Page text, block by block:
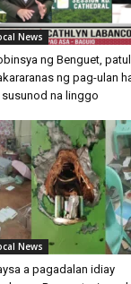
News
ng Benguet,
ng pag-ulan
susunod na linggo
News
a pagadalan idiay